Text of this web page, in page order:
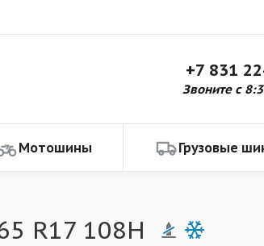
+7 831
Звоните с
Мотошины Грузовые
R17 108H